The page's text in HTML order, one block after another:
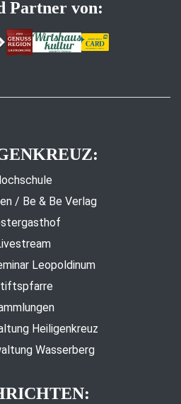
Partner von:
/ Be & Be Verlag
Leopoldinum
Heiligenkreuz
Wasserberg